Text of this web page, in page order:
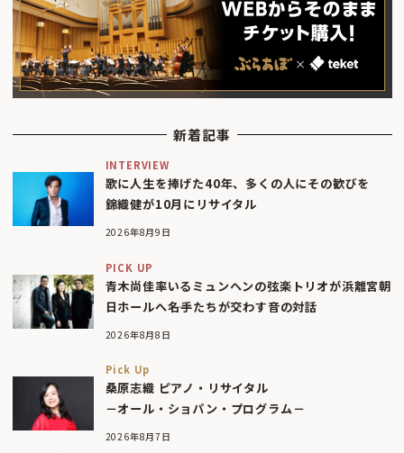
新着記事
INTERVIEW
歌に人生を捧げた40年、多くの人にその歓びを
錦織健が10月にリサイタル
2026年8月9日
PICK UP
青木尚佳率いるミュンヘンの弦楽トリオが浜離宮朝
日ホールへ――名手たちが交わす音の対話
2026年8月8日
Pick Up
桑原志織 ピアノ・リサイタル
－オール・ショパン・プログラム－
2026年8月7日